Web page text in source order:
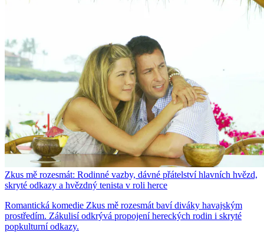
Zkus mě rozesmát: Rodinné vazby, dávné přátelství hlavních hvězd,
skryté odkazy a hvězdný tenista v roli herce
Romantická komedie Zkus mě rozesmát baví diváky havajským
prostředím. Zákulisí odkrývá propojení hereckých rodin i skryté
popkulturní odkazy.